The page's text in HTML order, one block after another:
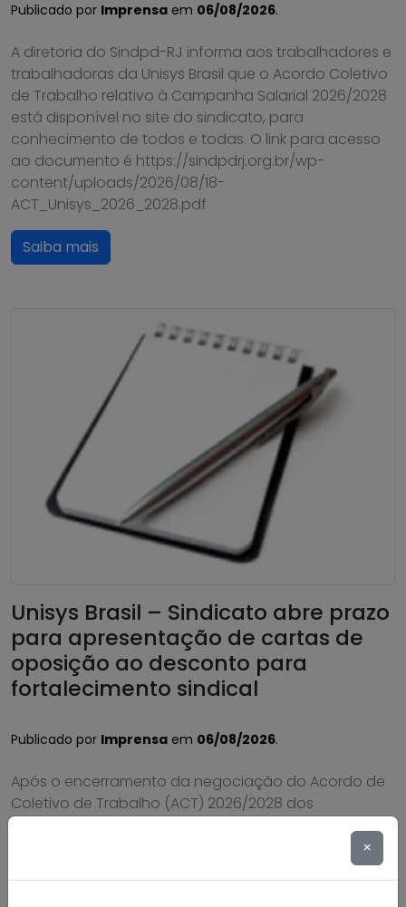
Publicado por Imprensa em 06/08/2026.
A diretoria do Sindpd-RJ informa aos trabalhadores e
trabalhadoras da Unisys Brasil que o Acordo Coletivo
de Trabalho relativo à Campanha Salarial 2026/2028
está disponível no site do sindicato, para
conhecimento de todos e todas. O link para acesso
ao documento é https://sindpdrj.org.br/wp-
content/uploads/2026/08/18-
ACT_Unisys_2026_2028.pdf
Saiba mais
Unisys Brasil – Sindicato abre prazo
para apresentação de cartas de
oposição ao desconto para
fortalecimento sindical
Publicado por Imprensa em 06/08/2026.
Após o encerramento da negociação do Acordo de
Coletivo de Trabalho (ACT) 2026/2028 dos
conforme aprovado em assembleia. O desconto
×